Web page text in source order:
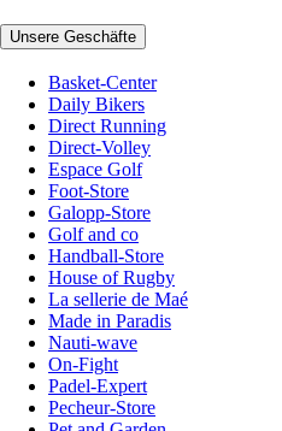
Unsere Geschäfte
Basket-Center
Daily Bikers
Direct Running
Direct-Volley
Espace Golf
Foot-Store
Galopp-Store
Golf and co
Handball-Store
House of Rugby
La sellerie de Maé
Made in Paradis
Nauti-wave
On-Fight
Padel-Expert
Pecheur-Store